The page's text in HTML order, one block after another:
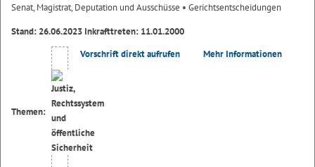
Senat, Magistrat, Deputation und Ausschüsse • Gerichtsentscheidungen
Stand: 26.06.2023 Inkrafttreten: 11.01.2000
Themen:
Vorschrift direkt aufrufen Mehr Informationen